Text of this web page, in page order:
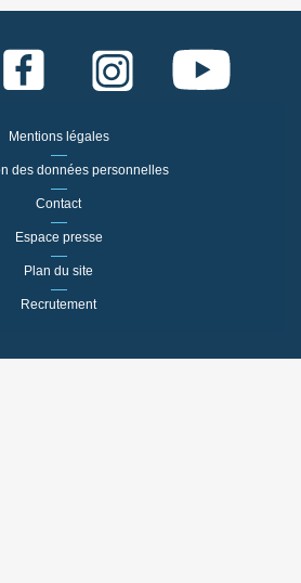
Mentions légales
des données personnelles
Contact
Espace presse
Plan du site
Recrutement